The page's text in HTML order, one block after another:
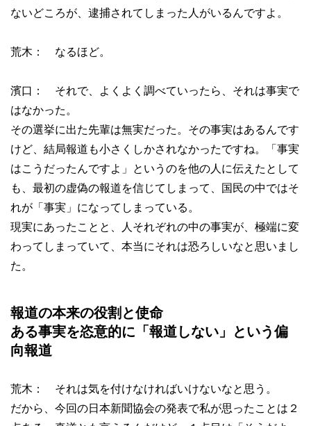
ないどころが、逮捕されてしまった人がいるんですよ。
荒木： なるほど。
濱口： それで、よくよく調べていったら、それは事実で
はなかった。
その選挙に出た先輩は無実だった。その事実はあるんです
けど、結局報道も小さくしかされなかったですね。「事実
はこうだったんですよ」というのを他の人に伝えたとして
も、最初の虚偽の報道を信じてしまって、国民の中ではそ
れが「事実」になってしまっている。
現実にあったことと、人それぞれの中の事実が、極端に変
わってしまっていて、本当にそれは恐ろしいなと思いまし
た。
報道の本来の役割と使命
ある事実を恣意的に「報道しない」という偏
向報道
荒木： それは気を付けなければいけないなと思う。
だから、今回の日本新聞協会の発表で私が思ったことは２